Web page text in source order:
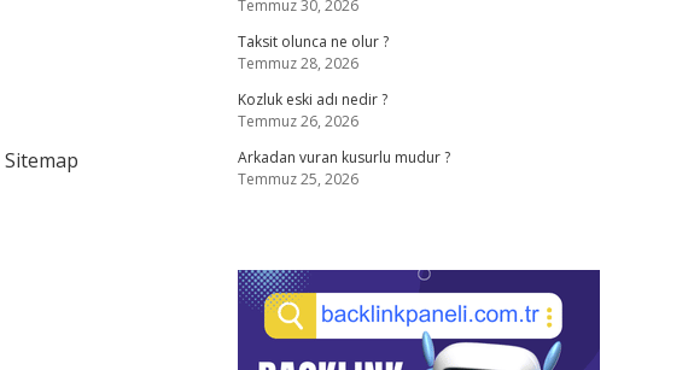
Sitemap
Temmuz 30, 2026
Taksit olunca ne olur ?
Temmuz 28, 2026
Kozluk eski adı nedir ?
Temmuz 26, 2026
Arkadan vuran kusurlu mudur ?
Temmuz 25, 2026